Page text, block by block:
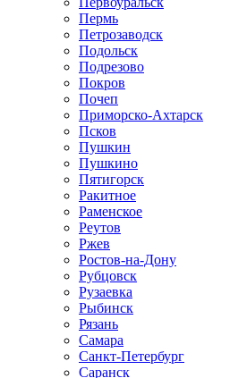
Пермь
Петрозаводск
Подольск
Подрезово
Покров
Почеп
Приморско-Ахтарск
Псков
Пушкин
Пушкино
Пятигорск
Ракитное
Раменское
Реутов
Ржев
Ростов-на-Дону
Рубцовск
Рузаевка
Рыбинск
Рязань
Самара
Санкт-Петербург
Саранск